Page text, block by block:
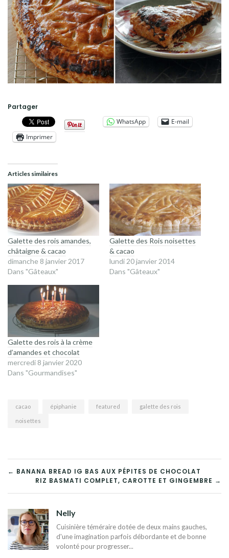
Partager
WhatsApp
E-mail
Imprimer
Articles similaires
Galette des rois amandes,
châtaigne & cacao
dimanche 8 janvier 2017
Dans "Gâteaux"
Galette des Rois noisettes
& cacao
lundi 20 janvier 2014
Dans "Gâteaux"
Galette des rois à la crème
d’amandes et chocolat
mercredi 8 janvier 2020
Dans "Gourmandises"
cacao épiphanie featured galette des rois
noisettes
NAVIGATION
DE
L’ARTICLE
← BANANA BREAD IG BAS AUX PÉPITES DE CHOCOLAT
RIZ BASMATI COMPLET, CAROTTE ET GINGEMBRE →
Nelly
Cuisinière téméraire dotée de deux mains gauches,
d'une imagination parfois débordante et de bonne
volonté pour progresser...